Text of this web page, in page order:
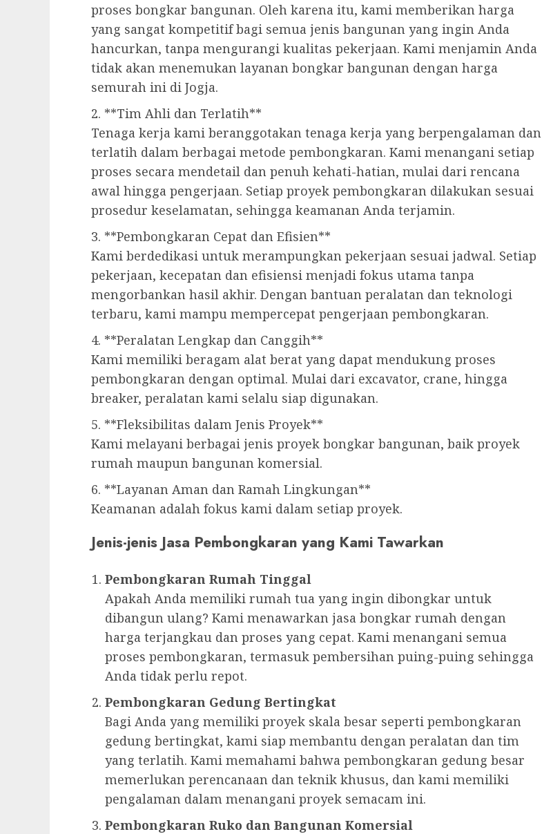
proses bongkar bangunan. Oleh karena itu, kami memberikan harga
yang sangat kompetitif bagi semua jenis bangunan yang ingin Anda
hancurkan, tanpa mengurangi kualitas pekerjaan. Kami menjamin Anda
tidak akan menemukan layanan bongkar bangunan dengan harga
semurah ini di Jogja.
2. **Tim Ahli dan Terlatih**
Tenaga kerja kami beranggotakan tenaga kerja yang berpengalaman dan
terlatih dalam berbagai metode pembongkaran. Kami menangani setiap
proses secara mendetail dan penuh kehati-hatian, mulai dari rencana
awal hingga pengerjaan. Setiap proyek pembongkaran dilakukan sesuai
prosedur keselamatan, sehingga keamanan Anda terjamin.
3. **Pembongkaran Cepat dan Efisien**
Kami berdedikasi untuk merampungkan pekerjaan sesuai jadwal. Setiap
pekerjaan, kecepatan dan efisiensi menjadi fokus utama tanpa
mengorbankan hasil akhir. Dengan bantuan peralatan dan teknologi
terbaru, kami mampu mempercepat pengerjaan pembongkaran.
4. **Peralatan Lengkap dan Canggih**
Kami memiliki beragam alat berat yang dapat mendukung proses
pembongkaran dengan optimal. Mulai dari excavator, crane, hingga
breaker, peralatan kami selalu siap digunakan.
5. **Fleksibilitas dalam Jenis Proyek**
Kami melayani berbagai jenis proyek bongkar bangunan, baik proyek
rumah maupun bangunan komersial.
6. **Layanan Aman dan Ramah Lingkungan**
Keamanan adalah fokus kami dalam setiap proyek.
Jenis-jenis Jasa Pembongkaran yang Kami Tawarkan
Pembongkaran Rumah Tinggal
Apakah Anda memiliki rumah tua yang ingin dibongkar untuk
dibangun ulang? Kami menawarkan jasa bongkar rumah dengan
harga terjangkau dan proses yang cepat. Kami menangani semua
proses pembongkaran, termasuk pembersihan puing-puing sehingga
Anda tidak perlu repot.
Pembongkaran Gedung Bertingkat
Bagi Anda yang memiliki proyek skala besar seperti pembongkaran
gedung bertingkat, kami siap membantu dengan peralatan dan tim
yang terlatih. Kami memahami bahwa pembongkaran gedung besar
memerlukan perencanaan dan teknik khusus, dan kami memiliki
pengalaman dalam menangani proyek semacam ini.
Pembongkaran Ruko dan Bangunan Komersial